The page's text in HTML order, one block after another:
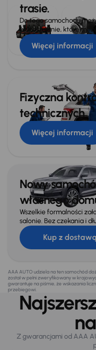
trasie.
Do tego samochodu
wyposażenie, które
Więcej informacji
Fizyczna
technicznych
Więcej informacji
Nowy
własnego
Wszelkie formalności
salonie. Bez czekania i
Kup z
AAA AUTO udziela na ten samochód
został w pełni zweryfikowany w
gwarantuje na piśmie, że wskazania
przebiegowi.
Z gwarancjami od AAA